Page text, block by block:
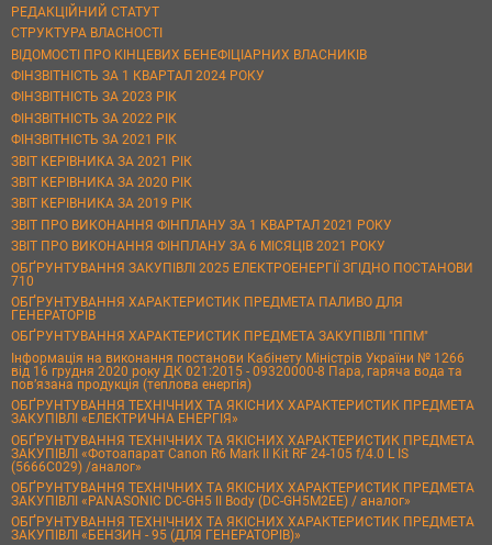
РЕДАКЦІЙНИЙ СТАТУТ
СТРУКТУРА ВЛАСНОСТІ
ВІДОМОСТІ ПРО КІНЦЕВИХ БЕНЕФІЦІАРНИХ ВЛАСНИКІВ
ФІНЗВІТНІСТЬ ЗА 1 КВАРТАЛ 2024 РОКУ
ФІНЗВІТНІСТЬ ЗА 2023 РІК
ФІНЗВІТНІСТЬ ЗА 2022 РІК
ФІНЗВІТНІСТЬ ЗА 2021 РІК
ЗВІТ КЕРІВНИКА ЗА 2021 РІК
ЗВІТ КЕРІВНИКА ЗА 2020 РІК
ЗВІТ КЕРІВНИКА ЗА 2019 РІК
ЗВІТ ПРО ВИКОНАННЯ ФІНПЛАНУ ЗА 1 КВАРТАЛ 2021 РОКУ
ЗВІТ ПРО ВИКОНАННЯ ФІНПЛАНУ ЗА 6 МІСЯЦІВ 2021 РОКУ
ОБҐРУНТУВАННЯ ЗАКУПІВЛІ 2025 ЕЛЕКТРОЕНЕРГІЇ ЗГІДНО ПОСТАНОВИ
710
ОБҐРУНТУВАННЯ ХАРАКТЕРИСТИК ПРЕДМЕТА ПАЛИВО ДЛЯ
ГЕНЕРАТОРІВ
ОБҐРУНТУВАННЯ ХАРАКТЕРИСТИК ПРЕДМЕТА ЗАКУПІВЛІ "ППМ"
Інформація на виконання постанови Кабінету Міністрів України № 1266
від 16 грудня 2020 року ДК 021:2015 - 09320000-8 Пара, гаряча вода та
пов’язана продукція (теплова енергія)
ОБҐРУНТУВАННЯ ТЕХНІЧНИХ ТА ЯКІСНИХ ХАРАКТЕРИСТИК ПРЕДМЕТА
ЗАКУПІВЛІ «ЕЛЕКТРИЧНА ЕНЕРГІЯ»
ОБҐРУНТУВАННЯ ТЕХНІЧНИХ ТА ЯКІСНИХ ХАРАКТЕРИСТИК ПРЕДМЕТА
ЗАКУПІВЛІ «Фотоапарат Canon R6 Mark II Kit RF 24-105 f/4.0 L IS
(5666C029) /аналог»
ОБҐРУНТУВАННЯ ТЕХНІЧНИХ ТА ЯКІСНИХ ХАРАКТЕРИСТИК ПРЕДМЕТА
ЗАКУПІВЛІ «PANASONIC DC-GH5 II Body (DC-GH5M2EE) / аналог»
ОБҐРУНТУВАННЯ ТЕХНІЧНИХ ТА ЯКІСНИХ ХАРАКТЕРИСТИК ПРЕДМЕТА
ЗАКУПІВЛІ «БЕНЗИН - 95 (ДЛЯ ГЕНЕРАТОРІВ)»